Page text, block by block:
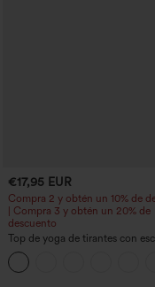
€17,95 EUR
Compra 2 y obtén un 10% de
| Compra 3 y obtén un 20% de
descuento
Top de yoga de tirantes con
redondo, fruncido y tacto
UPF50+